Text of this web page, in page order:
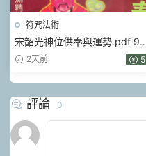
符咒法術
宋韶光神位供奉與運勢.pdf 99
頁 2天前 5
評論 0